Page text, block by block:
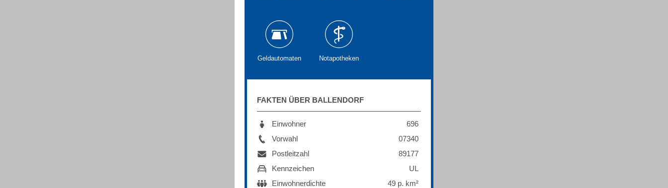
Geldautomaten Notapotheken
FAKTEN ÜBER BALLENDORF
Einwohner
696
Vorwahl
07340
Postleitzahl
89177
Kennzeichen
UL
Einwohnerdichte
49 p. km²